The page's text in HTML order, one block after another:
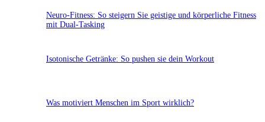
Neuro-Fitness: So steigern Sie geistige und körperliche Fitness
mit Dual-Tasking
Isotonische Getränke: So pushen sie dein Workout
Was motiviert Menschen im Sport wirklich?